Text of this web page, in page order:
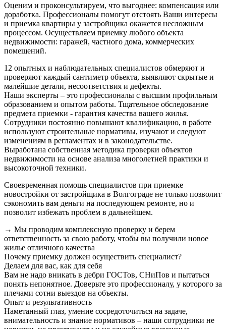
Оценим и проконсультируем, что выгоднее: компенсация или
доработка. Профессионалы помогут отстоять Ваши интересы
и приемка квартиры у застройщика окажется несложным
процессом. Осуществляем приемку любого объекта
недвижимости: гаражей, частного дома, коммерческих
помещений.
12 опытных и наблюдательных специалистов обмеряют и
проверяют каждый сантиметр объекта, выявляют скрытые и
малейшие детали, несоответствия и дефекты.
Наши эксперты – это профессионалы с высшим профильным
образованием и опытом работы. Тщательное обследование
предмета приемки - гарантия качества вашего жилья.
Сотрудники постоянно повышают квалификацию, в работе
используют строительные нормативы, изучают и следуют
изменениям в регламентах и в законодательстве.
Выработана собственная методика проверки объектов
недвижимости на основе анализа многолетней практики и
высокоточной техники.
Своевременная помощь специалистов при приемке
новостройки от застройщика в Волгограде не только позволит
сэкономить вам деньги на последующем ремонте, но и
позволит избежать проблем в дальнейшем.
→ Мы проводим комплексную проверку и берем
ответственность за свою работу, чтобы вы получили новое
жилье отличного качества
Почему приемку должен осуществить специалист?
Делаем для вас, как для себя
Вам не надо вникать в дебри ГОСТов, СНиПов и пытаться
понять непонятное. Доверьте это профессионалу, у которого за
плечами сотни выездов на объекты.
Опыт и результативность
Наметанный глаз, умение сосредоточиться на задаче,
внимательность и знание нормативов – наши сотрудники не